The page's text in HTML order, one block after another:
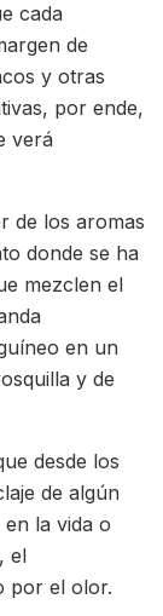
cada
de
y otras
por ende,
verá
de los aromas
donde se ha
mezclen el
en un
y de
desde los
de algún
la vida o
el
por el olor.